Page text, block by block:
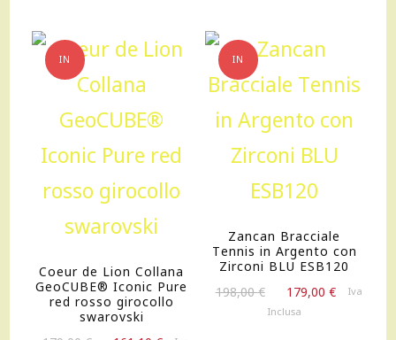
IN
OFFERTA!
Coeur de Lion Collana
GeoCUBE® Iconic Pure
red rosso girocollo
swarovski
IN
OFFERTA!
Zancan Bracciale
Tennis in Argento con
Zirconi BLU ESB120
198,00€
prezzo
179,00 €
IlIva
Inclusa